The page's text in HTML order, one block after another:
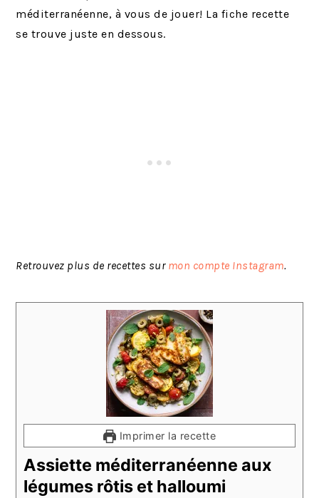
méditerranéenne, à vous de jouer! La fiche recette
se trouve juste en dessous.
Retrouvez plus de recettes sur mon compte Instagram.
Imprimer la recette
Assiette méditerranéenne aux
légumes rôtis et halloumi